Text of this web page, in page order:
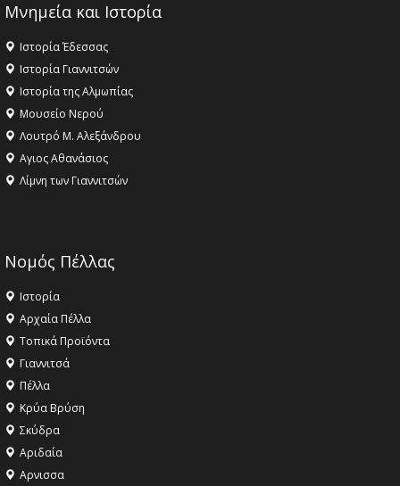
Μνημεία και Ιστορία
Ιστορία Έδεσσας
Ιστορία Γιαννιτσών
Ιστορία της Αλμωπίας
Μουσείο Νερού
Λουτρό Μ. Αλεξάνδρου
Αγιος Αθανάσιος
Λίμνη των Γιαννιτσών
Νομός Πέλλας
Ιστορία
Αρχαία Πέλλα
Τοπικά Προϊόντα
Γιαννιτσά
Πέλλα
Κρύα Βρύση
Σκύδρα
Αριδαία
Aρνισσα